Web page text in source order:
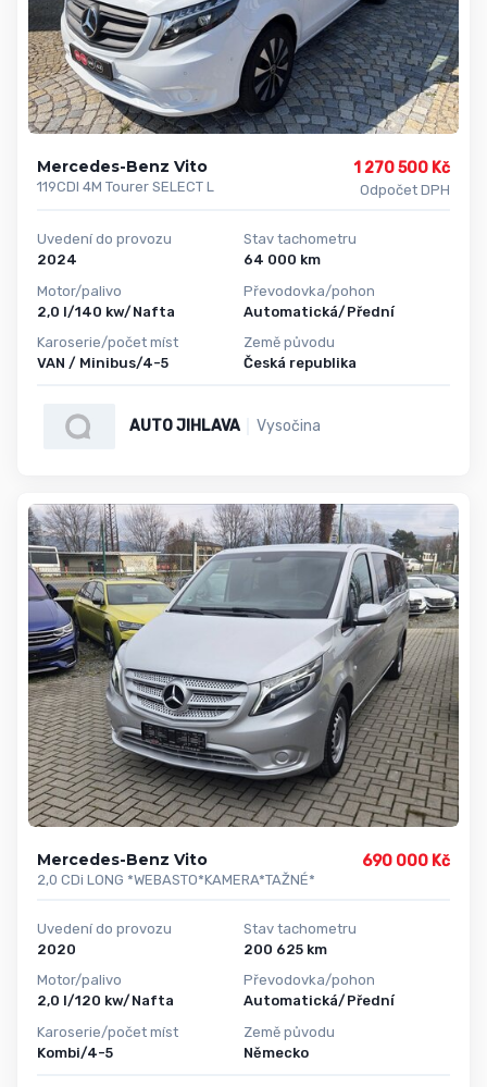
Mercedes-Benz Vito
119CDI 4M Tourer SELECT L
1 270 500 Kč
Odpočet DPH
Uvedení do provozu
2024
Motor/palivo
2,0 l/140 kw/Nafta
Karoserie/počet míst
VAN / Minibus/4-5
Stav tachometru
64 000 km
Převodovka/pohon
Automatická/Přední
Země původu
Česká republika
AUTO JIHLAVA Vysočina
Mercedes-Benz Vito
2,0 CDi LONG *WEBASTO*KAMERA*TAŽNÉ*
690 000 Kč
Uvedení do provozu
2020
Motor/palivo
2,0 l/120 kw/Nafta
Karoserie/počet míst
Kombi/4-5
Stav tachometru
200 625 km
Převodovka/pohon
Automatická/Přední
Země původu
Německo